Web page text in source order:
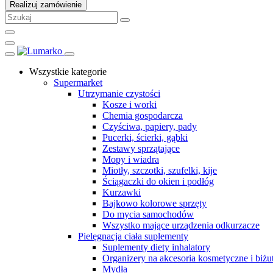
Realizuj zamówienie
Wszystkie kategorie
Supermarket
Utrzymanie czystości
Kosze i worki
Chemia gospodarcza
Czyściwa, papiery, pady
Pucerki, ścierki, gąbki
Zestawy sprzątające
Mopy i wiadra
Miotły, szczotki, szufelki, kije
Ściągaczki do okien i podłóg
Kurzawki
Bajkowo kolorowe sprzęty
Do mycia samochodów
Wszystko mające urządzenia odkurzacze
Pielęgnacja ciała suplementy
Suplementy diety inhalatory
Organizery na akcesoria kosmetyczne i
Mydła